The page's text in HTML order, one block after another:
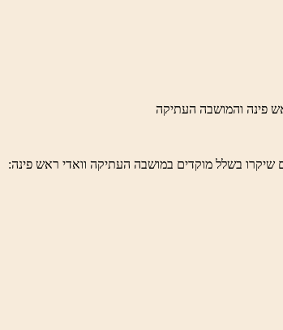
שיקרו בשלל מוקדים במושבה העתיקה וואדי ראש פינה: